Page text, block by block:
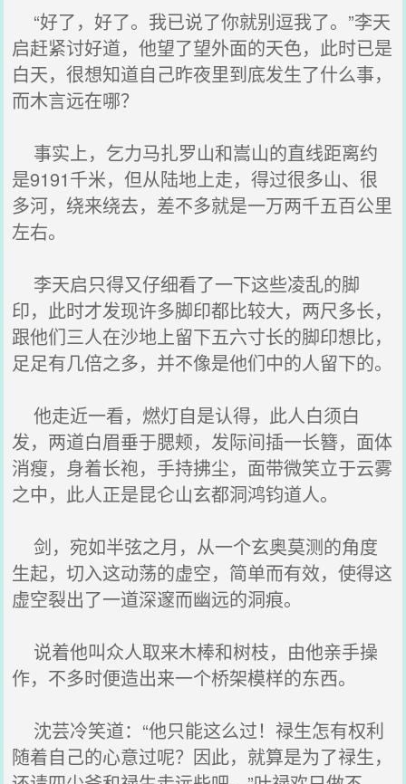
“好了，好了。我已说了你就别逗我了。”李天
启赶紧讨好道，他望了望外面的天色，此时已是
白天，很想知道自己昨夜里到底发生了什么事，
而木言远在哪？
事实上，乞力马扎罗山和嵩山的直线距离约
是9191千米，但从陆地上走，得过很多山、很
多河，绕来绕去，差不多就是一万两千五百公里
左右。
李天启只得又仔细看了一下这些凌乱的脚
印，此时才发现许多脚印都比较大，两尺多长，
跟他们三人在沙地上留下五六寸长的脚印想比，
足足有几倍之多，并不像是他们中的人留下的。
他走近一看，燃灯自是认得，此人白须白
发，两道白眉垂于腮颊，发际间插一长簪，面体
消瘦，身着长袍，手持拂尘，面带微笑立于云雾
之中，此人正是昆仑山玄都洞鸿钧道人。
剑，宛如半弦之月，从一个玄奥莫测的角度
生起，切入这动荡的虚空，简单而有效，使得这
虚空裂出了一道深邃而幽远的洞痕。
说着他叫众人取来木棒和树枝，由他亲手操
作，不多时便造出来一个桥架模样的东西。
沈芸冷笑道：“他只能这么过！禄生怎有权利
随着自己的心意过呢？因此，就算是为了禄生，